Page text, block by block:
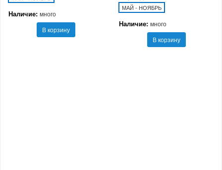
Наличие: много
В корзину
МАЙ - НОЯБРЬ
Наличие: много
В корзину